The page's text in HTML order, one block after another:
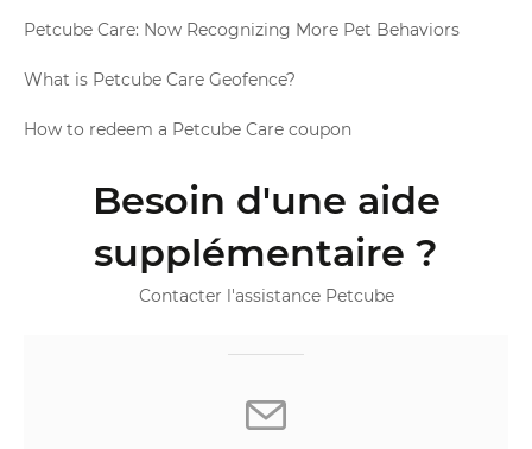
Petcube Care: Now Recognizing More Pet Behaviors
What is Petcube Care Geofence?
How to redeem a Petcube Care coupon
Besoin d'une aide
supplémentaire ?
Contacter l'assistance Petcube